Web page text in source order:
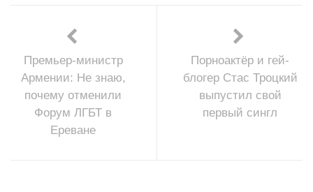
Премьер-министр
Армении: Не знаю,
почему отменили
Форум ЛГБТ в
Ереване
Порноактёр и гей-
блогер Стас Троцкий
выпустил свой
первый сингл